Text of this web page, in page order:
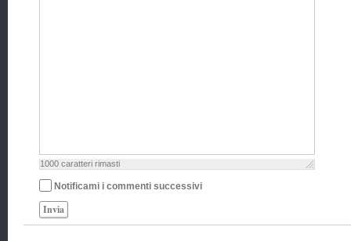
1000 caratteri rimasti
Notificami i commenti successivi
Invia